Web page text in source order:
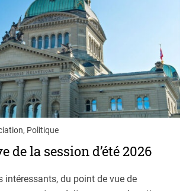
Politique
de la session d’été 2026
intéressants, du point de vue de